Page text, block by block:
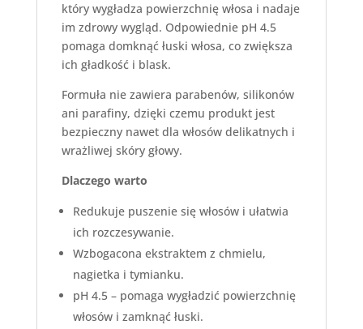
który wygładza powierzchnię włosa i nadaje
im zdrowy wygląd. Odpowiednie pH 4.5
pomaga domknąć łuski włosa, co zwiększa
ich gładkość i blask.
Formuła nie zawiera parabenów, silikonów
ani parafiny, dzięki czemu produkt jest
bezpieczny nawet dla włosów delikatnych i
wrażliwej skóry głowy.
Dlaczego warto
Redukuje puszenie się włosów i ułatwia
ich rozczesywanie.
Wzbogacona ekstraktem z chmielu,
nagietka i tymianku.
pH 4.5 – pomaga wygładzić powierzchnię
włosów i zamknąć łuski.